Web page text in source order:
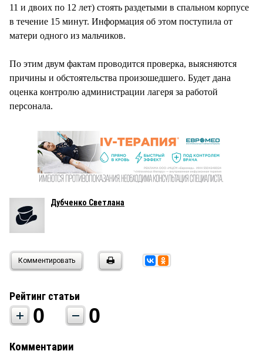
11 и двоих по 12 лет) стоять раздетыми в спальном корпусе
в течение 15 минут. Информация об этом поступила от
матери одного из мальчиков.
По этим двум фактам проводится проверка, выясняются
причины и обстоятельства произошедшего. Будет дана
оценка контролю администрации лагеря за работой
персонала.
Дубченко Светлана
Комментировать
Рейтинг статьи
0 0
Комментарии